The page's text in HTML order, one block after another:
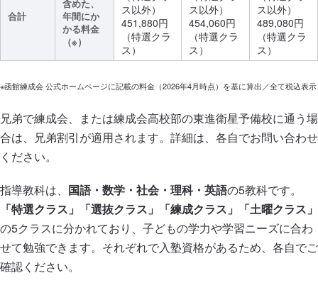
合計
含めた、
年間にか
かる料金
（※）
ス以外）
451,880円
（特選クラ
ス）
ス以外）
454,060円
（特選クラ
ス）
ス以外）
489,080円
（特選クラ
ス）
※函館練成会 公式ホームページに記載の料金（2026年4月時点）を基に算出／全て税込表示
兄弟で練成会、または練成会高校部の東進衛星予備校に通う場
合は、兄弟割引が適用されます。詳細は、各自でお問い合わせ
ください。
指導教科は、 国語・数学・社会・理科・英語の5教科です。
「特選クラス」「選抜クラス」「練成クラス」「土曜クラス」
の5クラスに分かれており、子どもの学力や学習ニーズに合わ
せて勉強できます。それぞれで入塾資格があるため、各自でご
確認ください。